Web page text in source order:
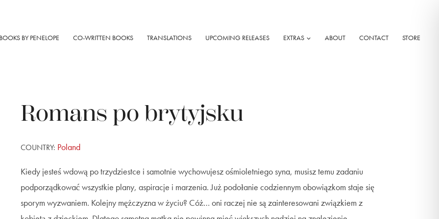
BOOKS BY PENELOPE CO-WRITTEN BOOKS TRANSLATIONS UPCOMING RELEASES EXTRAS ABOUT CONTACT STORE
Romans po brytyjsku
COUNTRY: Poland
Kiedy jesteś wdową po trzydziestce i samotnie wychowujesz ośmioletniego syna, musisz temu zadaniu
podporządkować wszystkie plany, aspiracje i marzenia. Już podołanie codziennym obowiązkom staje się
sporym wyzwaniem. Kolejny mężczyzna w życiu? Cóż… oni raczej nie są zainteresowani związkiem z